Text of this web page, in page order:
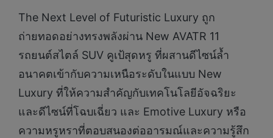
The Next Level of Futuristic Luxury ถูก
ถ่ายทอดอย่างทรงพลังผ่าน New AVATR 11
รถยนต์สไตล์ SUV คูเป้สุดหรู ที่ผสานดีไซน์ล้ำ
อนาคตเข้ากับความเหนือระดับในแบบ New
Luxury ที่ให้ความสำคัญกับเทคโนโลยีอัจฉริยะ
และดีไซน์ที่โฉบเฉี่ยว และ Emotive Luxury หรือ
ความหรูหราที่ตอบสนองต่ออารมณ์และความรู้สึก